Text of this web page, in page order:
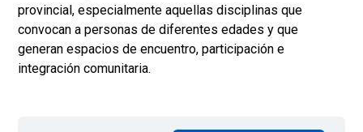
provincial, especialmente aquellas disciplinas que
convocan a personas de diferentes edades y que
generan espacios de encuentro, participación e
integración comunitaria.